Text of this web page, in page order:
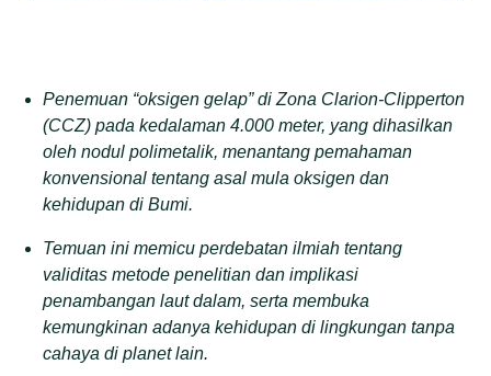
Penemuan “oksigen gelap” di Zona Clarion-Clipperton
(CCZ) pada kedalaman 4.000 meter, yang dihasilkan
oleh nodul polimetalik, menantang pemahaman
konvensional tentang asal mula oksigen dan
kehidupan di Bumi.
Temuan ini memicu perdebatan ilmiah tentang
validitas metode penelitian dan implikasi
penambangan laut dalam, serta membuka
kemungkinan adanya kehidupan di lingkungan tanpa
cahaya di planet lain.